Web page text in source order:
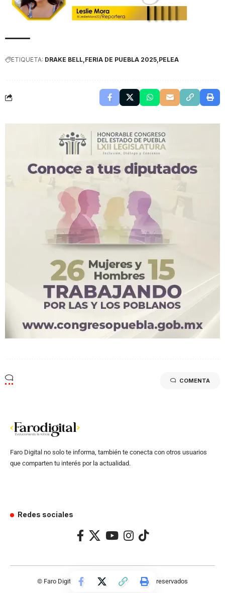
ETIQUETA: DRAKE BELL FERIA DE PUEBLA 2025 PELEA
COMENTA
Faro Digital no solo te informa, también te conecta con otros usuarios
que comparten tu interés por la actualidad.
Redes sociales
© Faro Digital 2024 – Todos los derechos reservados